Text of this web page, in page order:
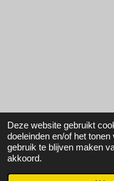
Deze website gebruikt
doeleinden en/of het
gebruik te blijven maken
akkoord.